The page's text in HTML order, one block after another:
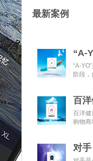
最新案例
“A-
阶段，
百洋健
购物商